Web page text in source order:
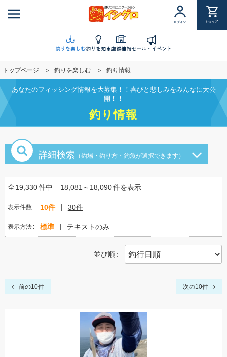
ン
に
移
動
ログイン ショップ
釣りを楽しむ釣りを知る店舗情報セール・イベント
トップページ 釣りを楽しむ 釣り情報
あなたのフィッシング情報を大募集！！喜びと悲しみをみんなに大公
開！！
釣り情報
詳細検索 （釣場・釣り方・釣魚が選択できます）
全19,330件中 18,081～18,090件を表示
表示件数 10件 30件
表示方法 標準 テキストのみ
並び順
前の10件 次の10件